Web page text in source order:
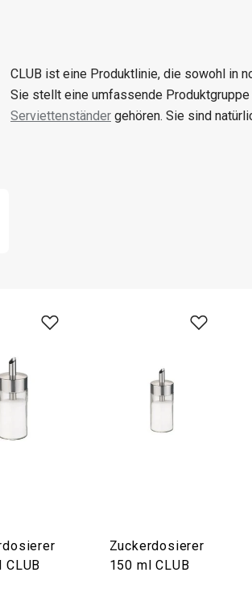
CLUB ist eine Produktlinie, die sowohl in
Sie stellt eine umfassende Produktgruppe
Serviettenständer gehören. Sie sind
CLUB
Zuckerdosierer
150 ml CLUB